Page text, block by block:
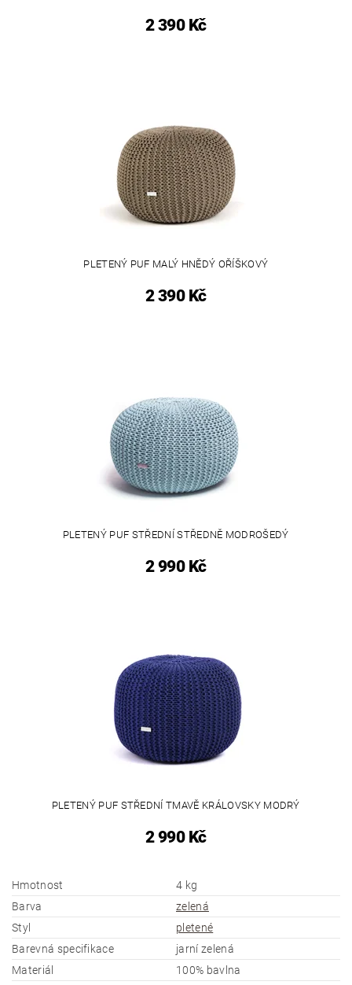
2 390 Kč
PLETENÝ PUF MALÝ HNĚDÝ OŘÍŠKOVÝ
2 390 Kč
PLETENÝ PUF STŘEDNÍ STŘEDNĚ MODROŠEDÝ
2 990 Kč
PLETENÝ PUF STŘEDNÍ TMAVĚ KRÁLOVSKY MODRÝ
2 990 Kč
Hmotnost
4 kg
Barva
zelená
Styl
pletené
Barevná specifikace
jarní zelená
Materiál
100% bavlna